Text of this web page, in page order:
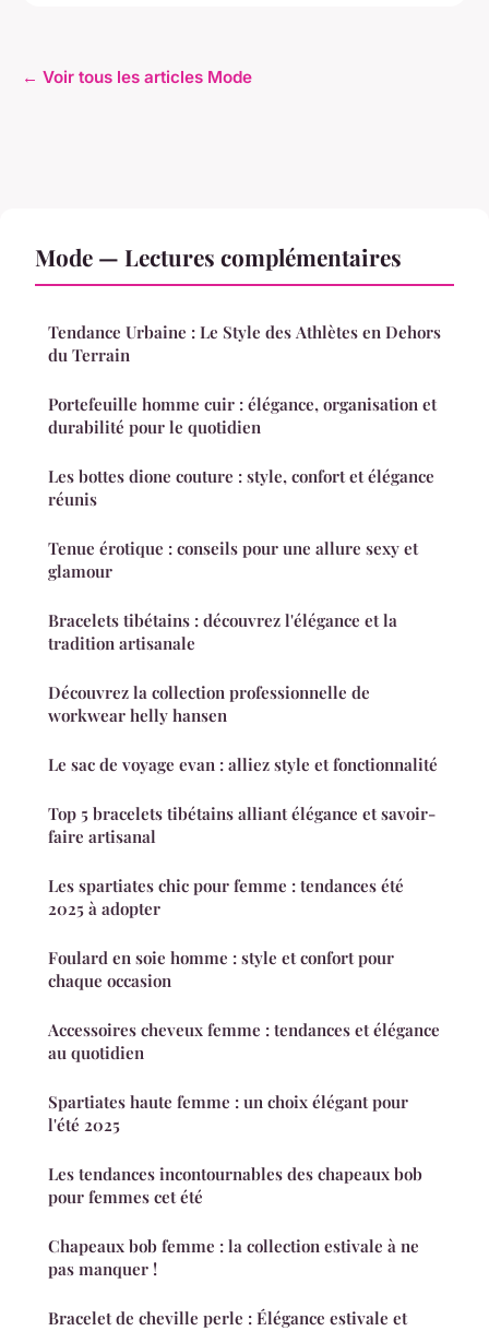
← Voir tous les articles Mode
Mode — Lectures complémentaires
Tendance Urbaine : Le Style des Athlètes en Dehors
du Terrain
Portefeuille homme cuir : élégance, organisation et
durabilité pour le quotidien
Les bottes dione couture : style, confort et élégance
réunis
Tenue érotique : conseils pour une allure sexy et
glamour
Bracelets tibétains : découvrez l'élégance et la
tradition artisanale
Découvrez la collection professionnelle de
workwear helly hansen
Le sac de voyage evan : alliez style et fonctionnalité
Top 5 bracelets tibétains alliant élégance et savoir-
faire artisanal
Les spartiates chic pour femme : tendances été
2025 à adopter
Foulard en soie homme : style et confort pour
chaque occasion
Accessoires cheveux femme : tendances et élégance
au quotidien
Spartiates haute femme : un choix élégant pour
l'été 2025
Les tendances incontournables des chapeaux bob
pour femmes cet été
Chapeaux bob femme : la collection estivale à ne
pas manquer !
Bracelet de cheville perle : Élégance estivale et